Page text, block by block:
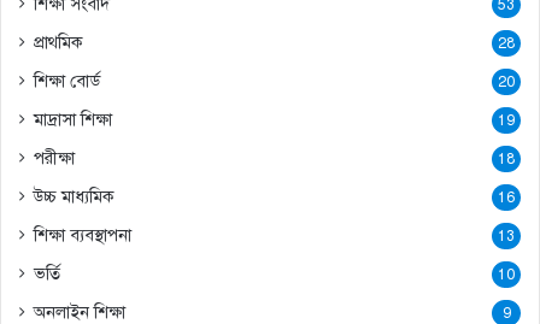
53
প্রাথমিক 28
শিক্ষা বোর্ড 20
মাদ্রাসা শিক্ষা 19
পরীক্ষা 18
উচ্চ মাধ্যমিক 16
শিক্ষা ব্যবস্থাপনা 13
ভর্তি 10
অনলাইন শিক্ষা 9